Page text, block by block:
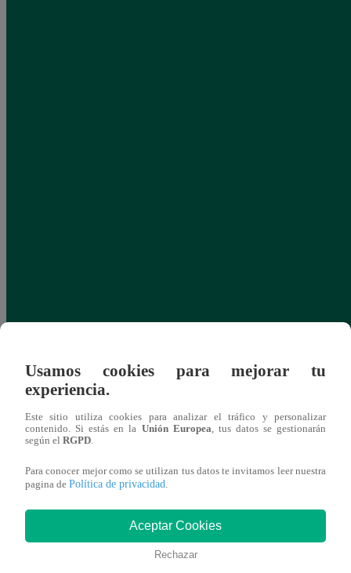
¿Por qué Nelly Rossinelli se volvió viral
Usamos cookies para mejorar tu
experiencia.
Este sitio utiliza cookies para analizar el tráfico y personalizar
contenido. Si estás en la Unión Europea , tus datos se gestionarán
según el RGPD
Para conocer mejor como se utilizan tus datos te invitamos leer nuestra
pagina de Política de privacidad
Aceptar Cookies
Rechazar